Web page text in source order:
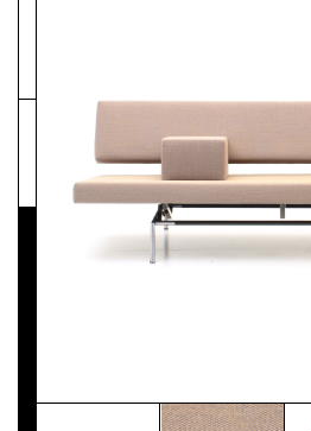
Pressematerial